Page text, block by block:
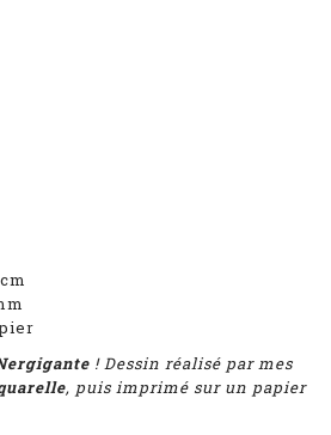
! Dessin réalisé par mes
, puis imprimé sur un papier